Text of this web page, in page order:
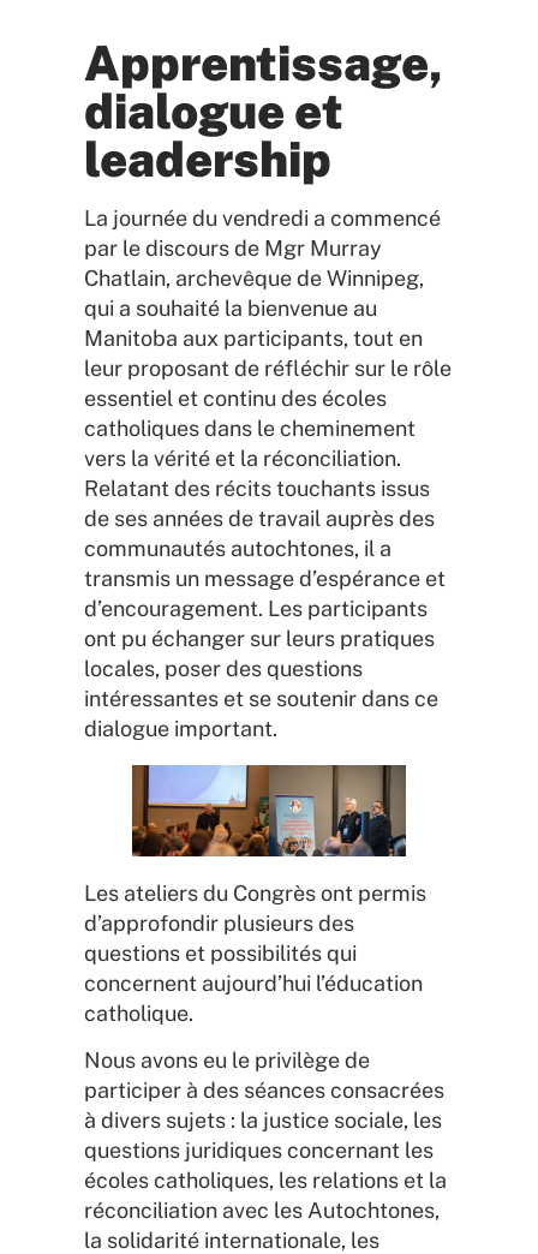
Apprentissage,
dialogue et
leadership
La journée du vendredi a commencé
par le discours de Mgr Murray
Chatlain, archevêque de Winnipeg,
qui a souhaité la bienvenue au
Manitoba aux participants, tout en
leur proposant de réfléchir sur le rôle
essentiel et continu des écoles
catholiques dans le cheminement
vers la vérité et la réconciliation.
Relatant des récits touchants issus
de ses années de travail auprès des
communautés autochtones, il a
transmis un message d’espérance et
d’encouragement. Les participants
ont pu échanger sur leurs pratiques
locales, poser des questions
intéressantes et se soutenir dans ce
dialogue important.
Les ateliers du Congrès ont permis
d’approfondir plusieurs des
questions et possibilités qui
concernent aujourd’hui l’éducation
catholique.
Nous avons eu le privilège de
participer à des séances consacrées
à divers sujets : la justice sociale, les
questions juridiques concernant les
écoles catholiques, les relations et la
réconciliation avec les Autochtones,
la solidarité internationale, les